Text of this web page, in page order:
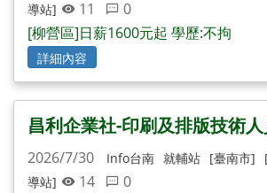
導站]
11
0
[柳營區]日薪1600元起 學歷:不拘
詳細內容
昌利企業社-印刷及排版技術人
2026/7/30 Info台南 就輔站 [臺南市]
導站]
14
0